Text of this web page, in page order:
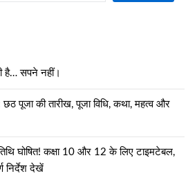
है… सपने नहीं।
पूजा की तारीख, पूजा विधि, कथा, महत्व और
तिथि घोषित! कक्षा 10 और 12 के लिए टाइमटेबल,
निर्देश देखें